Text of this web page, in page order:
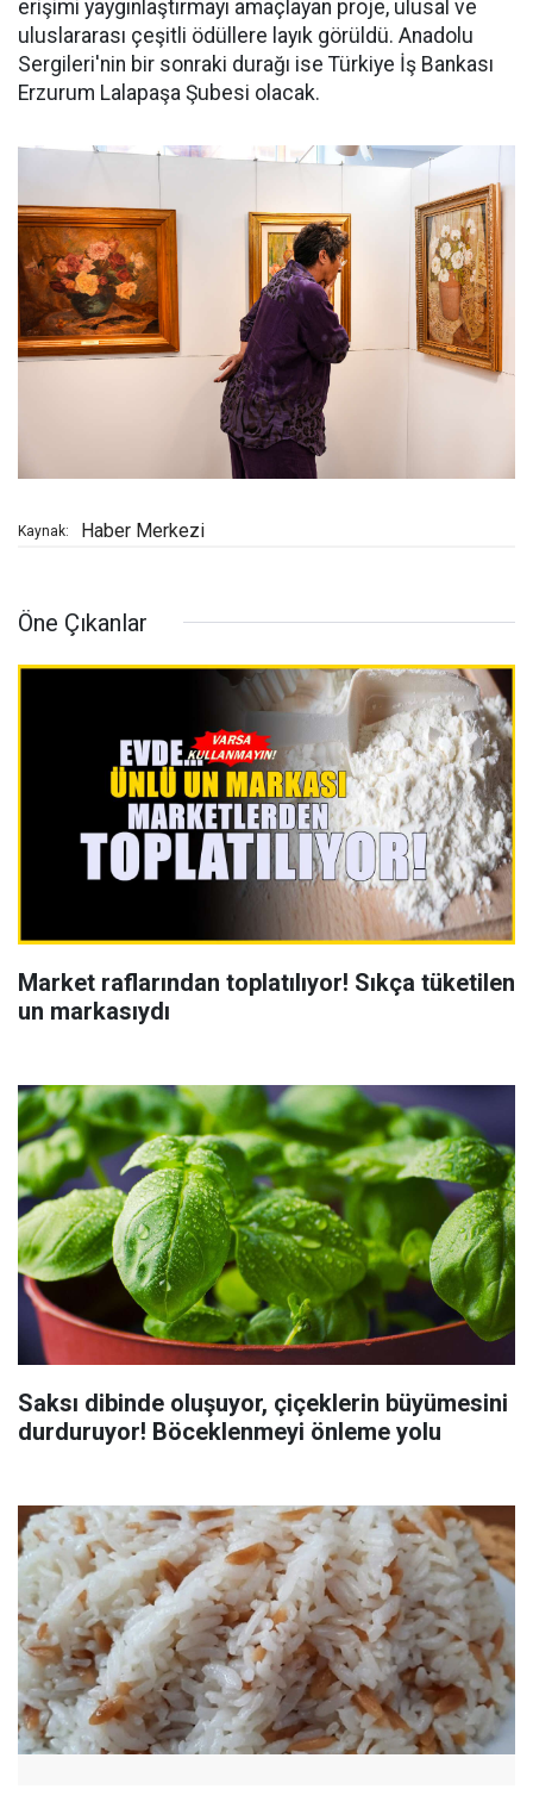
erişimi yaygınlaştırmayı amaçlayan proje, ulusal ve
uluslararası çeşitli ödüllere layık görüldü. Anadolu
Sergileri'nin bir sonraki durağı ise Türkiye İş Bankası
Erzurum Lalapaşa Şubesi olacak.
Kaynak: Haber Merkezi
Öne Çıkanlar
Market raflarından toplatılıyor! Sıkça tüketilen
un markasıydı
Saksı dibinde oluşuyor, çiçeklerin büyümesini
durduruyor! Böceklenmeyi önleme yolu